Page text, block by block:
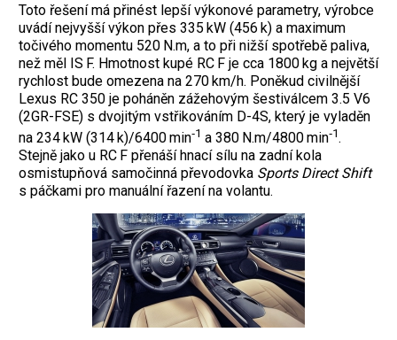
Toto řešení má přinést lepší výkonové parametry, výrobce
uvádí nejvyšší výkon přes 335 kW (456 k) a maximum
točivého momentu 520 N.m, a to při nižší spotřebě paliva,
než měl IS F. Hmotnost kupé RC F je cca 1800 kg a největší
rychlost bude omezena na 270 km/h. Poněkud civilnější
Lexus RC 350 je poháněn zážehovým šestiválcem 3.5 V6
(2GR-FSE) s dvojitým vstřikováním D-4S, který je vyladěn
na 234 kW (314 k)/6400 min‑1 a 380 N.m/4800 min‑1.
Stejně jako u RC F přenáší hnací sílu na zadní kola
osmistupňová samočinná převodovka Sports Direct Shift
s páčkami pro manuální řazení na volantu.